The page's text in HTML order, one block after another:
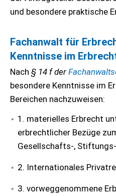
und besondere praktische
Fachanwalt für
Kenntnisse im
Nach § 14 f der
besondere Kenntnisse im
Bereichen nachzuweisen:
1. materielles Erbrecht
erbrechtlicher Bezüge
Gesellschafts-,
2. Internationales
3. vorweggenommene